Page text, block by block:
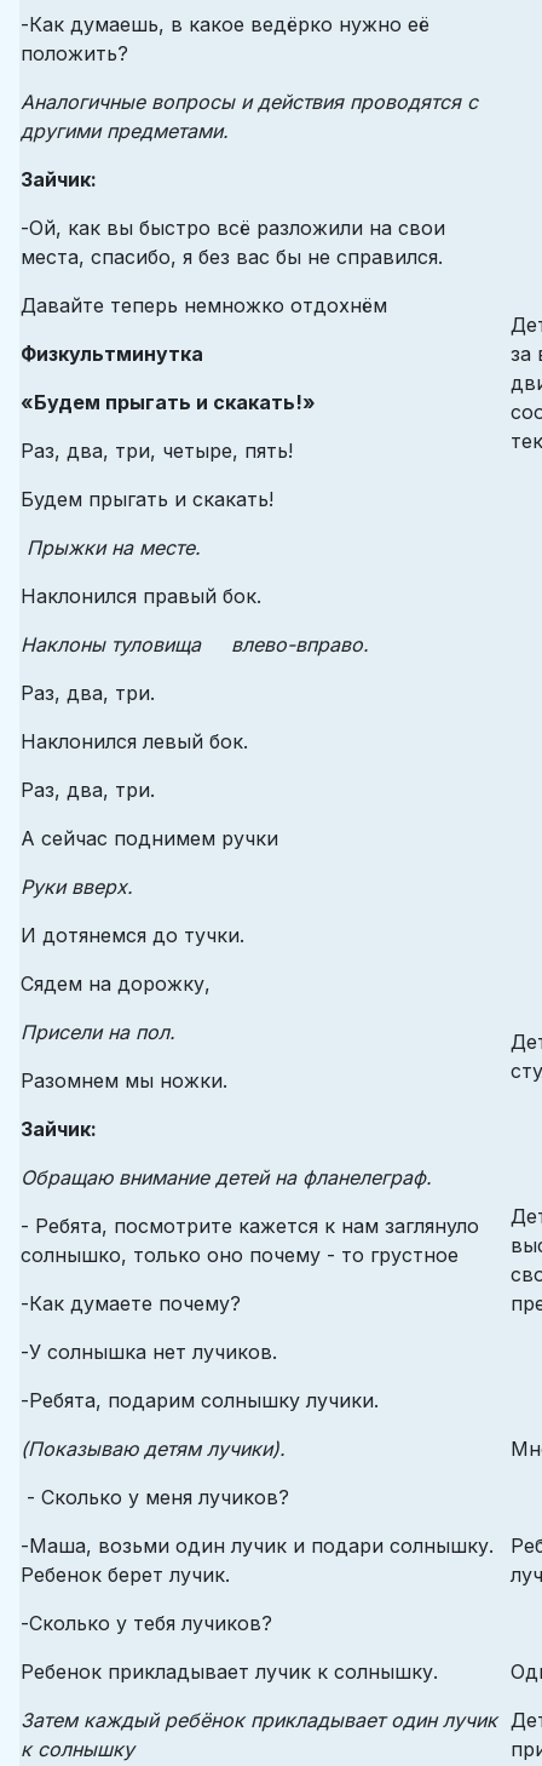
-Как думаешь, в какое ведёрко нужно её
положить?
Аналогичные вопросы и действия проводятся с
другими предметами.
Зайчик:
-Ой, как вы быстро всё разложили на свои
места, спасибо, я без вас бы не справился.
Давайте теперь немножко отдохнём
Физкультминутка
«Будем прыгать и скакать!»
Раз, два, три, четыре, пять!
Будем прыгать и скакать!
Прыжки на месте.
Наклонился правый бок.
Наклоны туловища влево-вправо.
Раз, два, три.
Наклонился левый бок.
Раз, два, три.
А сейчас поднимем ручки
Руки вверх.
И дотянемся до тучки.
Сядем на дорожку,
Присели на пол.
Разомнем мы ножки.
Зайчик:
Обращаю внимание детей на фланелеграф.
- Ребята, посмотрите кажется к нам заглянуло
солнышко, только оно почему - то грустное
-Как думаете почему?
-У солнышка нет лучиков.
-Ребята, подарим солнышку лучики.
(Показываю детям лучики).
- Сколько у меня лучиков?
-Маша, возьми один лучик и подари солнышку.
Ребенок берет лучик.
-Сколько у тебя лучиков?
Ребенок прикладывает лучик к солнышку.
Затем каждый ребёнок прикладывает один лучик
к солнышку
за